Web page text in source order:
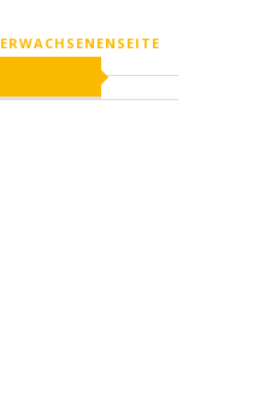
ERWACHSENENSEITE